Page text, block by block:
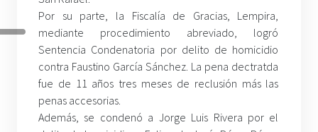
Por su parte, la Fiscalía de Gracias, Lempira,
mediante procedimiento abreviado, logró
Sentencia Condenatoria por delito de homicidio
contra Faustino García Sánchez. La pena dectratda
fue de 11 años tres meses de reclusión más las
penas accesorias.
Además, se condenó a Jorge Luis Rivera por el